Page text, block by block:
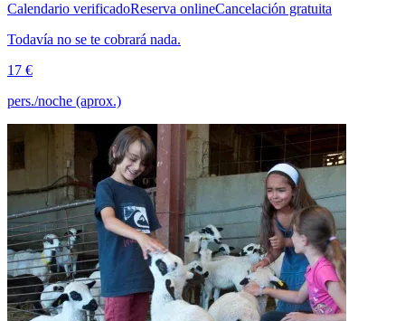
Calendario verificadoReserva onlineCancelación gratuita
Todavía no se te cobrará nada.
17 €
pers./noche (aprox.)